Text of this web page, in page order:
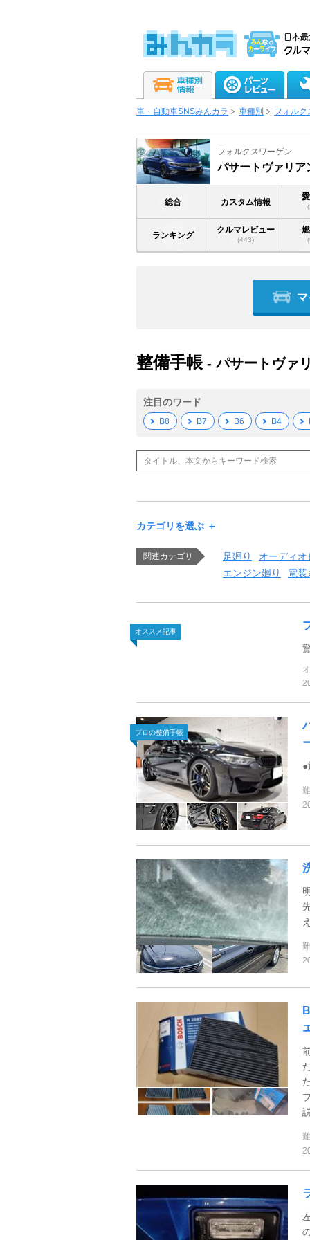
車・自動車SNSみんカラ 車種別 フォルク
フォルクスワーゲン
パサートヴァリア
総合 カスタム情報
ランキング
クルマレビュー
(443)
整備手帳 - パサートヴァ
注目のワード
B8 B7 B6 B4
カテゴリを選ぶ ＋
関連カテゴリ 足廻り
オーディ
エンジン廻り
電装
オススメ記事
プロの整備手帳